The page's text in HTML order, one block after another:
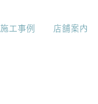
施工事例 店舗案内